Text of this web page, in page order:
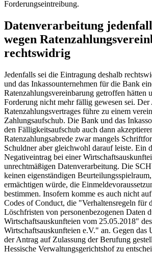
Forderungseintreibung.
Datenverarbeitung
wegen
rechtswidrig
Jedenfalls sei die Eintragung deshalb
und das Inkassounternehmen für die Bank
Ratenzahlungsvereinbarung getroffen hätten
Forderung nicht mehr fällig gewesen sei. Der
Ratenzahlungsvertrages führe zu einem
Zahlungsaufschub. Die Bank und das
den Fälligkeitsaufschub auch dann
Ratenzahlungsabrede zwar mangels
Schuldner aber gleichwohl darauf leiste. Ein
Negativeintrag bei einer
unrechtmäßigen Datenverarbeitung. Die
keinen eigenständigen
ermächtigen würde, die
bestimmen. Insofern komme es auch nicht
Codes of Conduct, die "Verhaltensregeln für
Löschfristen von personenbezogenen Daten
Wirtschaftsauskunfteien vom 25.05.2018"
Wirtschaftsauskunfteien e.V." an. Gegen das
der Antrag auf Zulassung der Berufung
Hessische Verwaltungsgerichtshof zu